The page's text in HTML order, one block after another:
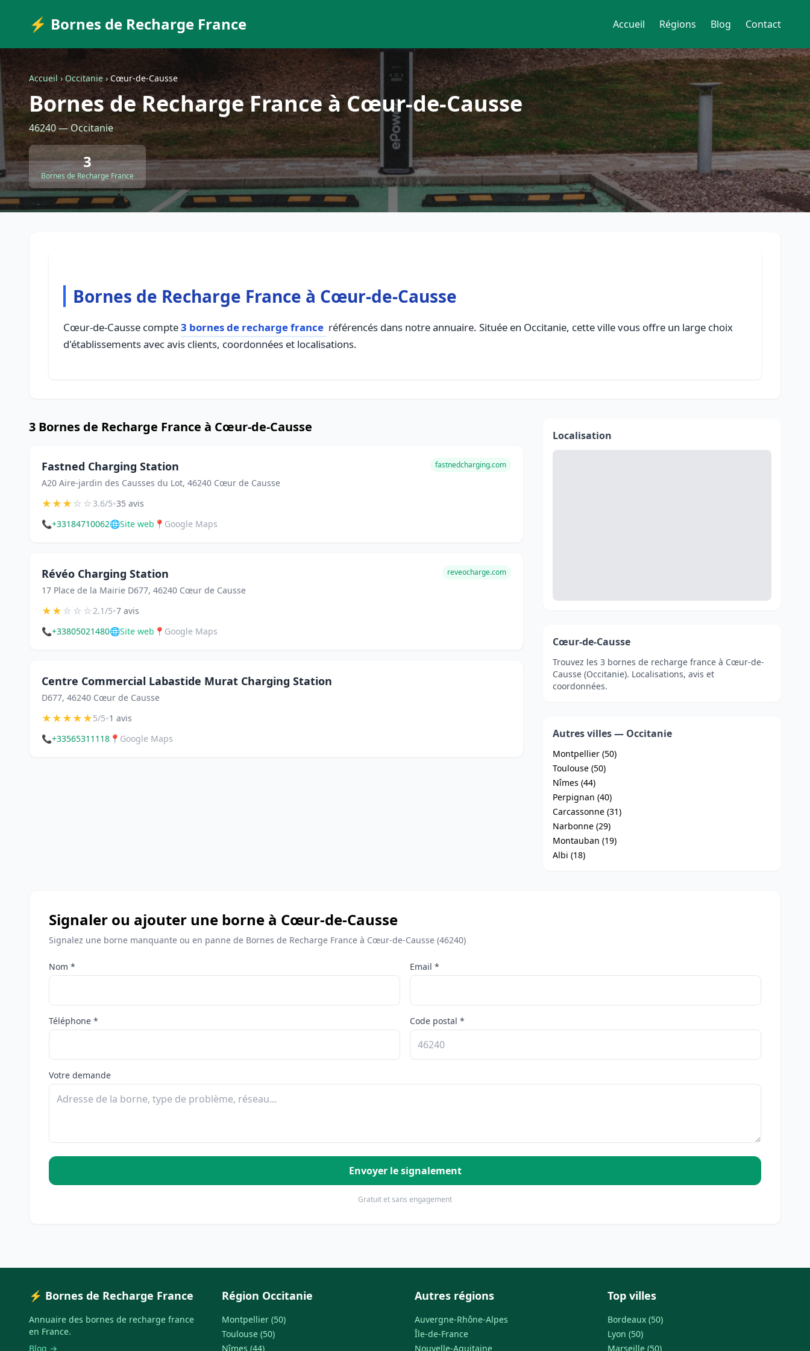
⚡ Bornes de Recharge France Accueil Régions Blog Contact
Accueil › Occitanie › Cœur-de-Causse
Bornes de Recharge France à Cœur-de-Causse
46240 — Occitanie
3
Bornes de Recharge France
Bornes de Recharge France à Cœur-de-Causse
Cœur-de-Causse compte3 bornes de recharge france référencés dans notre annuaire. Située en Occitanie, cette ville vous offre un large choix
d'établissements avec avis clients, coordonnées et localisations.
3 Bornes de Recharge France à Cœur-de-Causse
Fastned Charging Station
A20 Aire-jardin des Causses du Lot, 46240 Cœur de Causse
fastnedcharging.com
★★★☆☆3.6/5•35 avis
📞+33184710062🌐Site web 📍 Google Maps
Révéo Charging Station
17 Place de la Mairie D677, 46240 Cœur de Causse
reveocharge.com
★★☆☆☆2.1/5•7 avis
📞+33805021480🌐Site web 📍 Google Maps
Centre Commercial Labastide Murat Charging Station
D677, 46240 Cœur de Causse
★★★★★5/5•1 avis
📞+33565311118 📍 Google Maps
Localisation
Cœur-de-Causse
Trouvez les 3 bornes de recharge france à Cœur-de-
Causse (Occitanie). Localisations, avis et
coordonnées.
Autres villes — Occitanie
Montpellier (50)
Toulouse (50)
Nîmes (44)
Perpignan (40)
Carcassonne (31)
Narbonne (29)
Montauban (19)
Albi (18)
Signaler ou ajouter une borne à Cœur-de-Causse
Signalez une borne manquante ou en panne de Bornes de Recharge France à Cœur-de-Causse (46240)
Nom * Email *
Téléphone * Code postal *
Votre demande
Envoyer le signalement
Gratuit et sans engagement
⚡ Bornes de Recharge France
Annuaire des bornes de recharge france
en France.
Blog →
Région Occitanie
Montpellier (50)
Toulouse (50)
Nîmes (44)
Autres régions
Auvergne-Rhône-Alpes
Île-de-France
Nouvelle-Aquitaine
Top villes
Bordeaux (50)
Lyon (50)
Marseille (50)